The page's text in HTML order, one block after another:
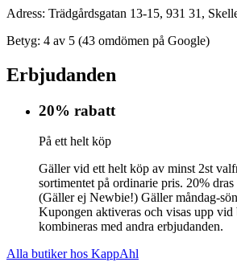
Adress: Trädgårdsgatan 13-15, 931 31,
Betyg: 4 av 5 (43 omdömen på Google)
Erbjudanden
20% rabatt
På ett helt köp
Gäller vid ett helt köp av minst 2st
sortimentet på ordinarie pris. 20%
(Gäller ej Newbie!) Gäller måndag-
Kupongen aktiveras och visas upp
kombineras med andra erbjudanden.
Alla butiker hos KappAhl